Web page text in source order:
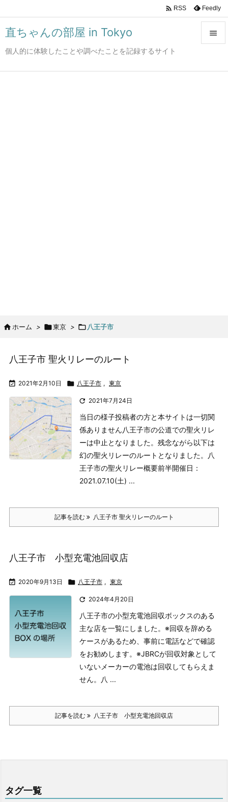
直ちゃんの部屋 in Tokyo
個人的に体験したことや調べたことを記録するサイト

 RSS Feedly
 ホーム > 東京 >  八王子市
八王子市 聖火リレーのルート
 2021年2月10日  八王子市 , 東京
 2021年7月24日
当日の様子投稿者の方と本サイトは一切関
係ありません八王子市の公道での聖火リレ
ーは中止となりました。残念ながら以下は
幻の聖火リレーのルートとなりました。
八
王子市の聖火リレー概要前半開催日：
2021.07.10(土) ...
記事を読む 八王子市 聖火リレーのルート
八王子市 小型充電池回収店
 2020年9月13日  八王子市 , 東京
 2024年4月20日
八王子市の小型充電池回収ボックスのある
主な店を一覧にしました。 ※回収を辞める
ケースがあるため、事前に電話などで確認
をお勧めします。 ※JBRCが回収対象として
いないメーカーの電池は回収してもらえま
せん。
八 ...
記事を読む 八王子市 小型充電池回収店
タグ一覧